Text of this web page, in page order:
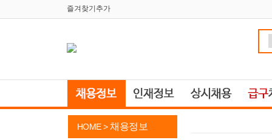
즐겨찾기추가
HOME > 채용정보